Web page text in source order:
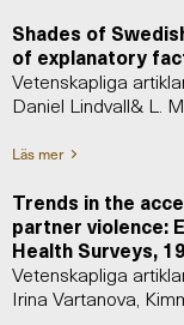
Shades of
of explanatory
Vetenskapliga
Daniel Lindvall& L.
Läs mer
Trends in the
partner violence:
Health Surveys,
Vetenskapliga
Irina Vartanova,